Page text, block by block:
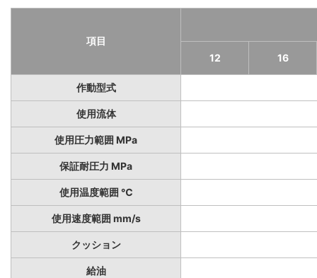
項目
12
16
作動型式
使用流体
使用圧力範囲 MPa
保証耐圧力 MPa
使用温度範囲 ℃
使用速度範囲 mm/s
クッション
給油